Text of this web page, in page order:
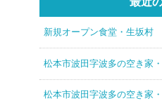
新規オープン食堂・生坂村
松本市波田字波多の空き家
松本市波田字波多の空き家